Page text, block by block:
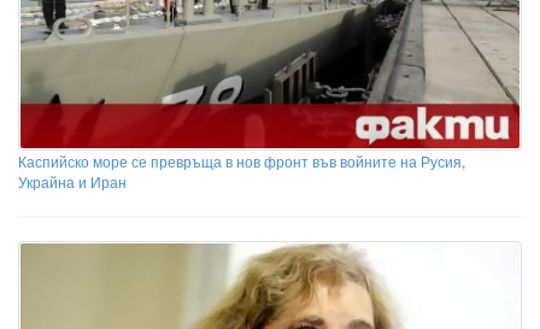
Каспийско море се превръща в нов фронт във войните на Русия,
Украйна и Иран